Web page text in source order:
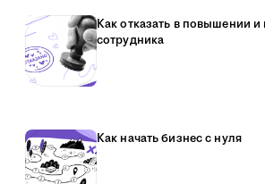
Как отказать в повышении и
сотрудника
Как начать бизнес с нуля